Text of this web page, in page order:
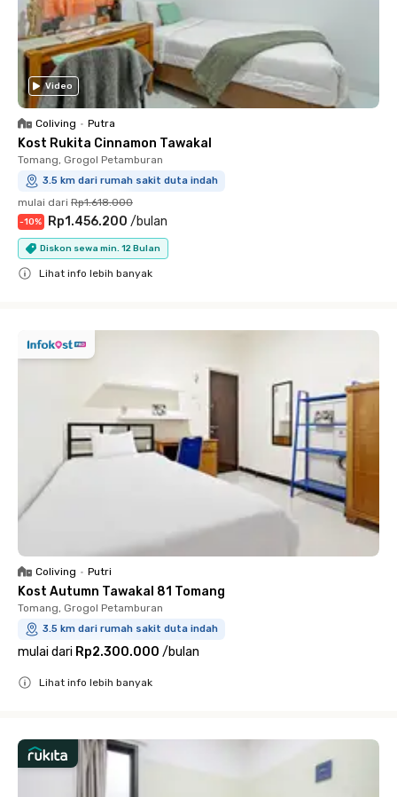
Video
Coliving • Putra
Kost Rukita Cinnamon Tawakal
Tomang, Grogol Petamburan
3.5 km dari rumah sakit duta indah
mulai dari Rp1.618.000
-10% Rp1.456.200 /bulan
Diskon sewa min. 12 Bulan
Lihat info lebih banyak
Coliving • Putri
Kost Autumn Tawakal 81 Tomang
Tomang, Grogol Petamburan
3.5 km dari rumah sakit duta indah
mulai dari Rp2.300.000 /bulan
Lihat info lebih banyak